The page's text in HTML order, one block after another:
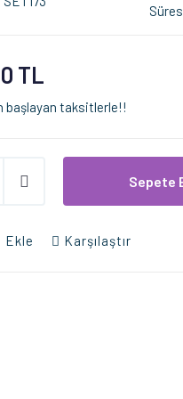
TL
başlayan taksitlerle!!
Sepete
Ekle Karşılaştır